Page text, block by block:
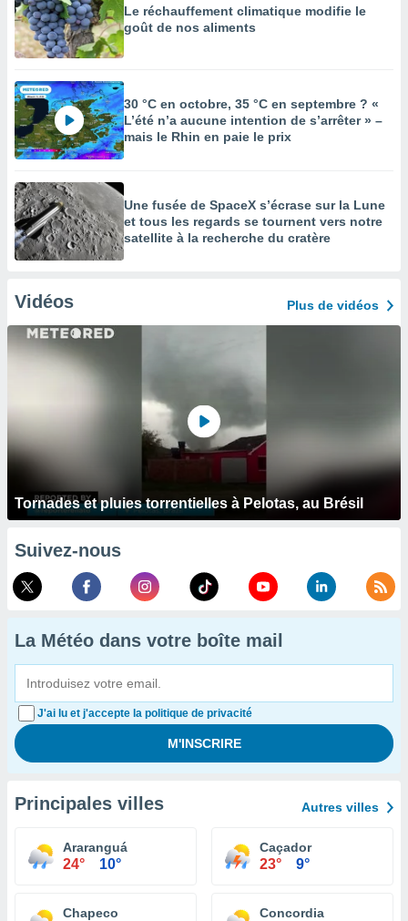
Le réchauffement climatique modifie le
goût de nos aliments
30 °C en octobre, 35 °C en septembre ? «
L’été n’a aucune intention de s’arrêter » –
mais le Rhin en paie le prix
Une fusée de SpaceX s’écrase sur la Lune
et tous les regards se tournent vers notre
satellite à la recherche du cratère
Vidéos Plus de vidéos
Tornades et pluies torrentielles à Pelotas, au Brésil
Suivez-nous
La Météo dans votre boîte mail
J'ai lu et j'accepte la politique de privacité
Principales villes Autres villes
Araranguá
24° 10°
Caçador
23° 9°
Chapeco Concordia